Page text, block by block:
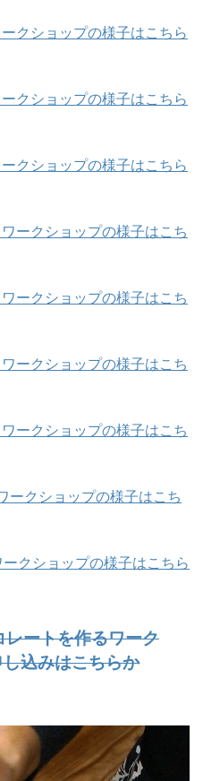
クショップの様子はこちら
クショップの様子はこちら
クショップの様子はこちら
ークショップの様子はこち
ークショップの様子はこち
ークショップの様子はこち
ークショップの様子はこち
ークショップの様子はこち
クショップの様子はこちら
ートを作るワーク
込みはこちらか